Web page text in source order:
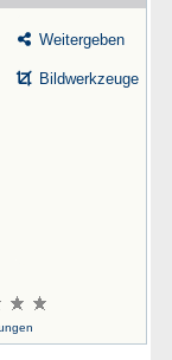
Weitergeben
Bildwerkzeuge